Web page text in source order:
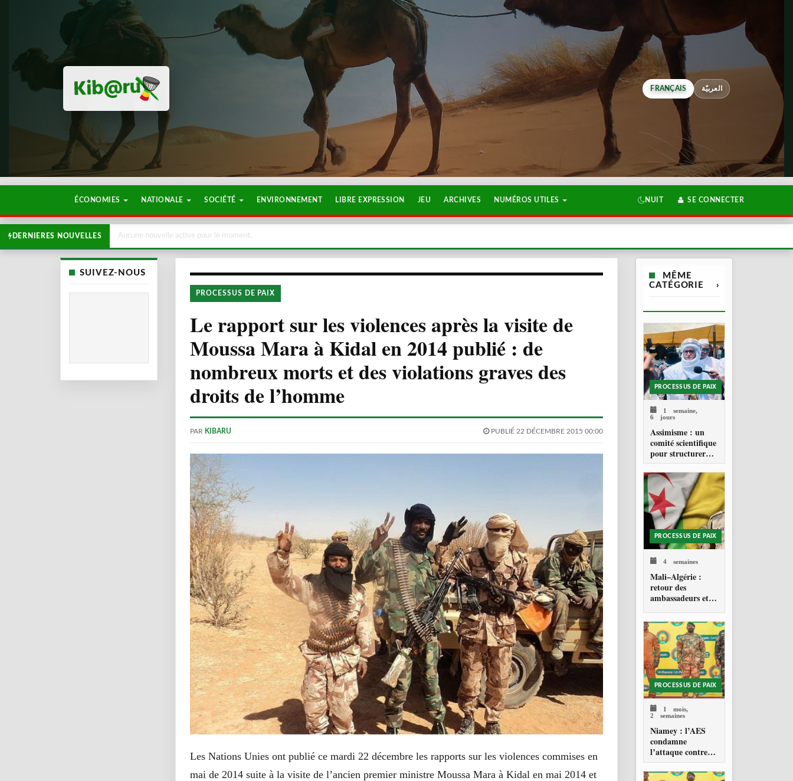
FRANÇAIS العربيّة
ÉCONOMIES NATIONALE SOCIÉTÉ ENVIRONNEMENT LIBRE EXPRESSION JEU ARCHIVES NUMÉROS UTILES NUIT SE CONNECTER
DERNIERES NOUVELLES Aucune nouvelle active pour le moment.
SUIVEZ-NOUS
PROCESSUS DE PAIX
Le rapport sur les violences après la visite de
Moussa Mara à Kidal en 2014 publié : de
nombreux morts et des violations graves des
droits de l’homme
PAR KIBARU PUBLIÉ 22 DÉCEMBRE 2015 00:00
Les Nations Unies ont publié ce mardi 22 décembre les rapports sur les violences commises en
mai de 2014 suite à la visite de l’ancien premier ministre Moussa Mara à Kidal en mai 2014 et
MÊME
CATÉGORIE
›
PROCESSUS DE PAIX
1 semaine,
6 jours
Assimisme : un
comité scientifique
pour structurer
une doctrine de la
refondation
PROCESSUS DE PAIX
4 semaines
Mali–Algérie :
retour des
ambassadeurs et
espaces aériens
PROCESSUS DE PAIX
1 mois,
2 semaines
Niamey : l’AES
condamne
l’attaque contre
l’aéroport Diori
Hamani